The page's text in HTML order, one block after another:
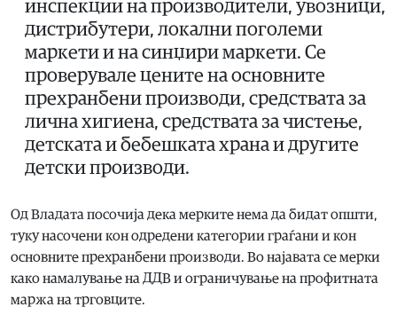
инспекции на производители, увозници,
дистрибутери, локални поголеми
маркети и на синџири маркети. Се
проверувале цените на основните
прехранбени производи, средствата за
лична хигиена, средствата за чистење,
детската и бебешката храна и другите
детски производи.
Од Владата посочија дека мерките нема да бидат општи,
туку насочени кон одредени категории граѓани и кон
основните прехранбени производи. Во најавата се мерки
како намалување на ДДВ и ограничување на профитната
маржа на трговците.